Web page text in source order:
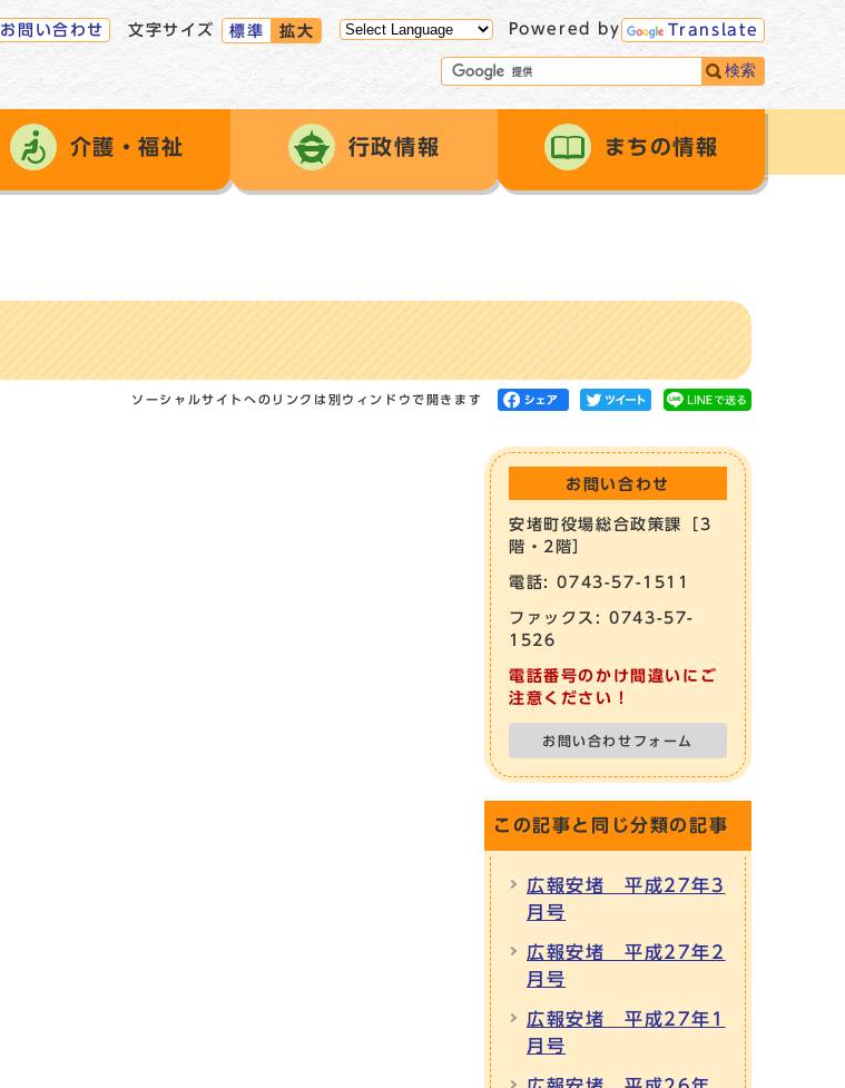
お問い合わせ 文字サイズ 標準 拡大 Powered by Translate
検索
介護・福祉 行政情報 まちの情報
ソーシャルサイトへのリンクは別ウィンドウで開きます
お問い合わせ
安堵町役場総合政策課［3
階・2階］
電話: 0743-57-1511
ファックス: 0743-57-
1526
電話番号のかけ間違いにご
注意ください！
お問い合わせフォーム
この記事と同じ分類の記事
広報安堵 平成27年3
月号
広報安堵 平成27年2
月号
広報安堵 平成27年1
月号